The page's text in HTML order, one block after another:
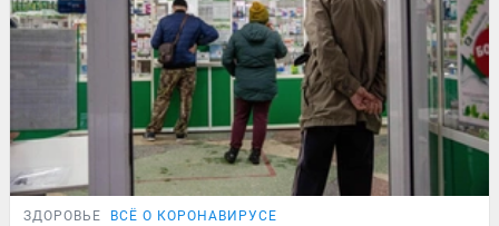
ЗДОРОВЬЕ ВСЁ О КОРОНАВИРУСЕ